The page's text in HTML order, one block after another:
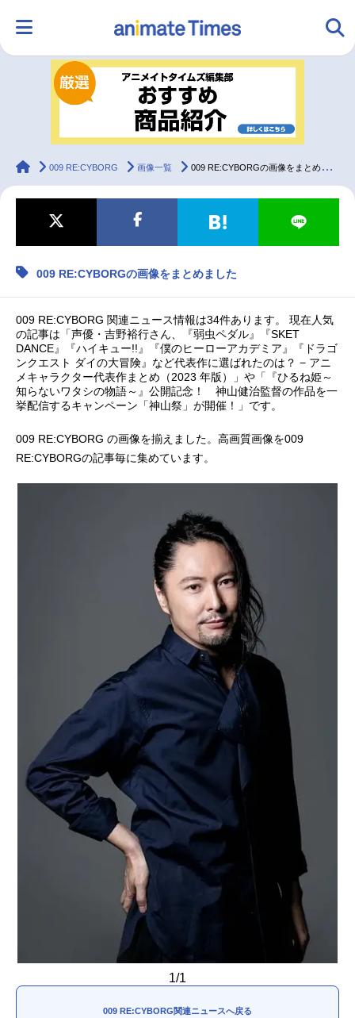
ランキング アニメ
ラジオ みんなの声
マンガ・ラノベ ゲーム・アプリ 音楽 コスプレ
配信・Vtuber トレンド
最新記事一覧
アニメ記事一覧 声優記事一覧
アニメ映画一覧 実写化映画一覧
秋アニメ 冬アニメ
FOLLOW US
animateTimes
009 RE:CYBORG 画像一覧 009 RE:CYBORGの画像をまとめました
009 RE:CYBORGの画像をまとめました
009 RE:CYBORG 関連ニュース情報は34件あります。 現在人気
の記事は「声優・吉野裕行さん、『弱虫ペダル』『SKET
DANCE』『ハイキュー!!』『僕のヒーローアカデミア』『ドラゴ
ンクエスト ダイの大冒険』など代表作に選ばれたのは？ − アニ
メキャラクター代表作まとめ（2023 年版）」や「『ひるね姫～
知らないワタシの物語～』公開記念！ 神山健治監督の作品を一
挙配信するキャンペーン「神山祭」が開催！」です。
009 RE:CYBORG の画像を揃えました。高画質画像を009
RE:CYBORGの記事毎に集めています。
1/1
009 RE:CYBORG関連ニュースへ戻る